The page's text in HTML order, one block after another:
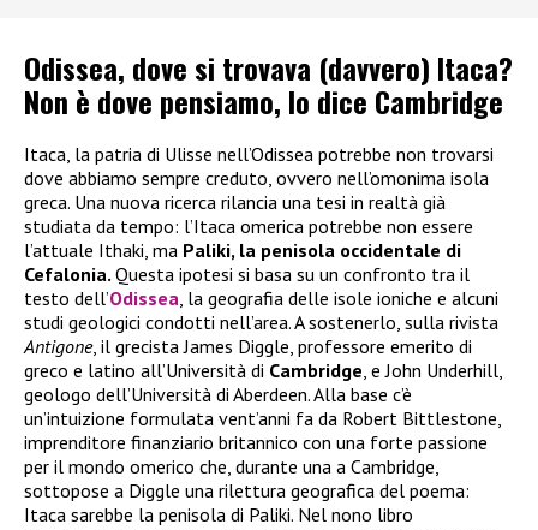
Odissea, dove si trovava (davvero) Itaca?
Non è dove pensiamo, lo dice Cambridge
Itaca, la patria di Ulisse nell’Odissea potrebbe non trovarsi
dove abbiamo sempre creduto, ovvero nell’omonima isola
greca. Una nuova ricerca rilancia una tesi in realtà già
studiata da tempo: l’Itaca omerica potrebbe non essere
l’attuale Ithaki, ma Paliki, la penisola occidentale di
Cefalonia. Questa ipotesi si basa su un confronto tra il
testo dell’Odissea , la geografia delle isole ioniche e alcuni
studi geologici condotti nell’area. A sostenerlo, sulla rivista
Antigone, il grecista James Diggle, professore emerito di
greco e latino all’Università di Cambridge , e John Underhill,
geologo dell’Università di Aberdeen. Alla base c’è
un’intuizione formulata vent’anni fa da Robert Bittlestone,
imprenditore finanziario britannico con una forte passione
per il mondo omerico che, durante una a Cambridge,
sottopose a Diggle una rilettura geografica del poema:
Itaca sarebbe la penisola di Paliki. Nel nono libro